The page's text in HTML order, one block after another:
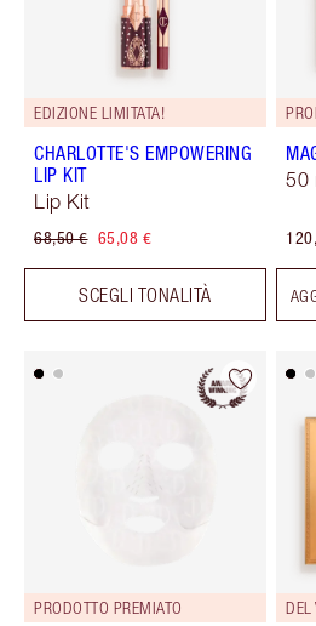
EDIZIONE LIMITATA!
CHARLOTTE'S EMPOWERING
LIP KIT
Lip Kit
68,50 € 65,08 €
SCEGLI TONALITÀ
50
PRODOTTO PREMIATO